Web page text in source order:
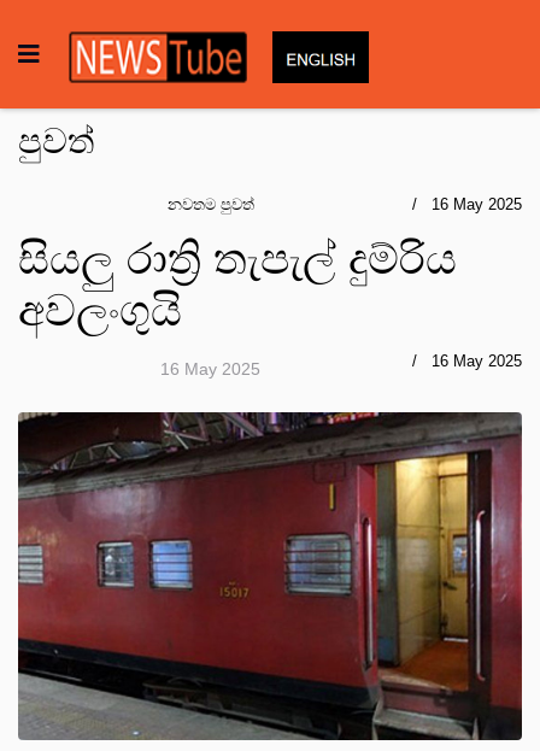
පුවත්
නවතම පුවත් 16 May 2025
සියලු රාත්‍රි තැපැල් දුම්රිය
අවලංගුයි
16 May 2025 16 May 2025